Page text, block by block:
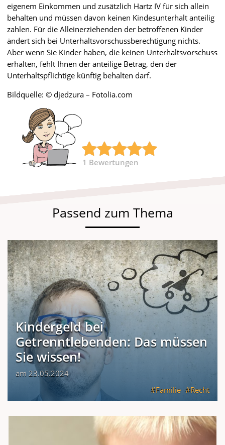
eigenem Einkommen und zusätzlich Hartz IV für sich allein
behalten und müssen davon keinen Kindesunterhalt anteilig
zahlen. Für die Alleinerziehenden der betroffenen Kinder
ändert sich bei Unterhaltsvorschussberechtigung nichts.
Aber wenn Sie Kinder haben, die keinen Unterhaltsvorschuss
erhalten, fehlt Ihnen der anteilige Betrag, den der
Unterhaltspflichtige künftig behalten darf.
Bildquelle: © djedzura – Fotolia.com
1 Bewertungen
Passend zum Thema
Kindergeld bei
Getrenntlebenden: Das müssen
Sie wissen!
am 23.05.2024
Familie
Recht